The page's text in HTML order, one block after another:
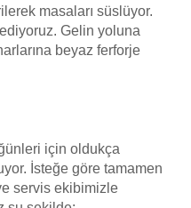
masaları süslüyor.
Gelin yoluna
beyaz ferforje
için oldukça
İsteğe göre tamamen
servis ekibimizle